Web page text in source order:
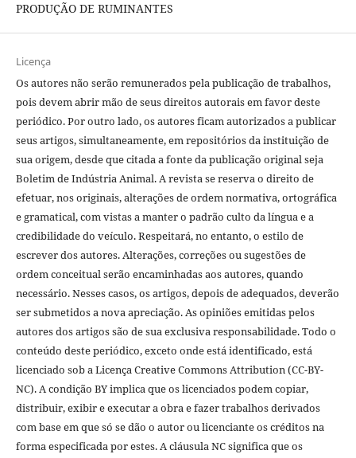
PRODUÇÃO DE RUMINANTES
Licença
Os autores não serão remunerados pela publicação de trabalhos,
pois devem abrir mão de seus direitos autorais em favor deste
periódico. Por outro lado, os autores ficam autorizados a publicar
seus artigos, simultaneamente, em repositórios da instituição de
sua origem, desde que citada a fonte da publicação original seja
Boletim de Indústria Animal. A revista se reserva o direito de
efetuar, nos originais, alterações de ordem normativa, ortográfica
e gramatical, com vistas a manter o padrão culto da língua e a
credibilidade do veículo. Respeitará, no entanto, o estilo de
escrever dos autores. Alterações, correções ou sugestões de
ordem conceitual serão encaminhadas aos autores, quando
necessário. Nesses casos, os artigos, depois de adequados, deverão
ser submetidos a nova apreciação. As opiniões emitidas pelos
autores dos artigos são de sua exclusiva responsabilidade. Todo o
conteúdo deste periódico, exceto onde está identificado, está
licenciado sob a Licença Creative Commons Attribution (CC-BY-
NC). A condição BY implica que os licenciados podem copiar,
distribuir, exibir e executar a obra e fazer trabalhos derivados
com base em que só se dão o autor ou licenciante os créditos na
forma especificada por estes. A cláusula NC significa que os